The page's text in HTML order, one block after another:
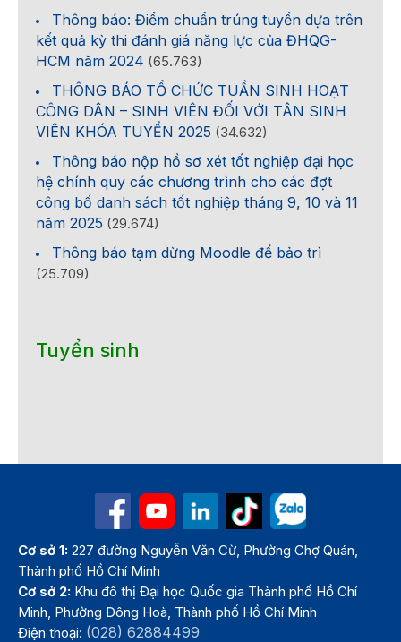
Thông báo: Điểm chuẩn trúng tuyển dựa trên
kết quả kỳ thi đánh giá năng lực của ĐHQG-
HCM năm 2024 (65.763)
THÔNG BÁO TỔ CHỨC TUẦN SINH HOẠT
CÔNG DÂN – SINH VIÊN ĐỐI VỚI TÂN SINH
VIÊN KHÓA TUYỂN 2025 (34.632)
Thông báo nộp hồ sơ xét tốt nghiệp đại học
hệ chính quy các chương trình cho các đợt
công bố danh sách tốt nghiệp tháng 9, 10 và 11
năm 2025 (29.674)
Thông báo tạm dừng Moodle để bảo trì
(25.709)
Tuyển sinh
Cơ sở 1: 227 đường Nguyễn Văn Cừ, Phường Chợ Quán,
Thành phố Hồ Chí Minh
Cơ sở 2: Khu đô thị Đại học Quốc gia Thành phố Hồ Chí
Minh, Phường Đông Hoà, Thành phố Hồ Chí Minh
Điện thoại: (028) 62884499